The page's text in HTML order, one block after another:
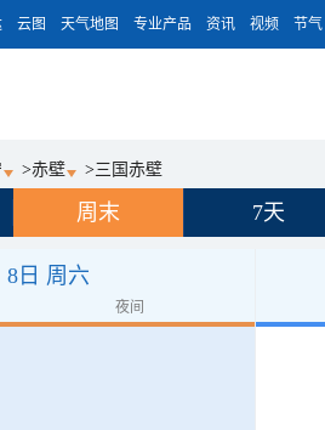
云图 天气地图 专业产品 资讯 视频 节气
>赤壁 >三国赤壁
周末 7天
8日 周六
夜间